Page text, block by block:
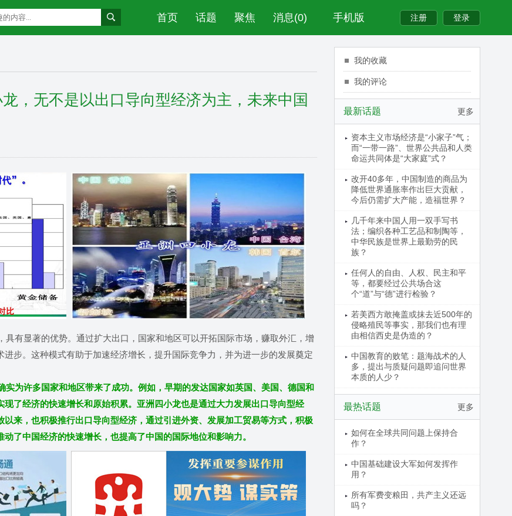
首页 话题 聚焦 消息(0) 手机版
，无不是以出口导向型经济为主，未来中国
有显著的优势。通过扩大出口，国家和地区可以开拓国际市场，赚取外汇，增
步。这种模式有助于加速经济增长，提升国际竞争力，并为进一步的发展奠定
实为许多国家和地区带来了成功。例如，早期的发达国家如英国、美国、德国和
现了经济的快速增长和原始积累。亚洲四小龙也是通过大力发展出口导向型经
来，也积极推行出口导向型经济，通过引进外资、发展加工贸易等方式，积极
了中国经济的快速增长，也提高了中国的国际地位和影响力。
我的收藏
我的评论
更多
最新话题
资本主义市场经济是“小家子”气；
而“一带一路”、世界公共品和人类
命运共同体是“大家庭”式？
改开40多年，中国制造的商品为
降低世界通胀率作出巨大贡献，
今后仍需扩大产能，造福世界？
几千年来中国人用一双手写书
法；编织各种工艺品和制陶等，
中华民族是世界上最勤劳的民
族？
任何人的自由、人权、民主和平
等，都要经过公共场合这
个“道”与“德”进行检验？
若美西方敢掩盖或抹去近500年的
侵略殖民等事实，那我们也有理
由相信西史是伪造的？
中国教育的败笔：题海战术的人
多，提出与质疑问题即追问世界
本质的人少？
更多
最热话题
如何在全球共同问题上保持合
作？
中国基础建设大军如何发挥作
用？
所有军费变粮田，共产主义还远
吗？